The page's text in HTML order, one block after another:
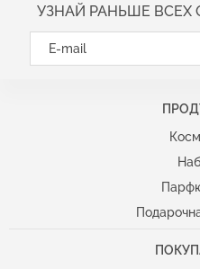
УЗНАЙ РАНЬШЕ ВСЕХ